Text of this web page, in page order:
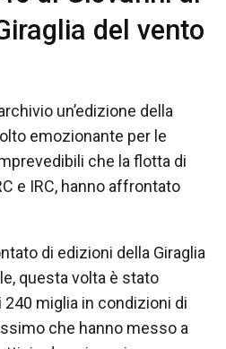
del vento
un’edizione della
emozionante per le
che la flotta di
e IRC, hanno affrontato
di edizioni della Giraglia
questa volta è stato
240 miglia in condizioni di
che hanno messo a